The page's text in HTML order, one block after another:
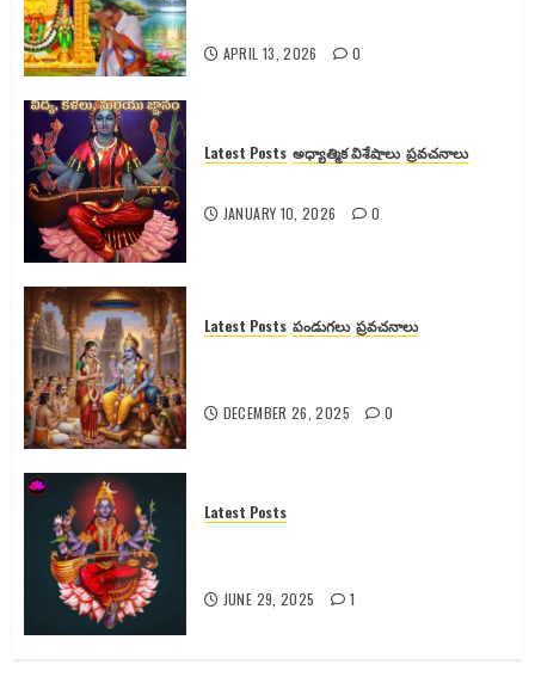
APRIL 13, 2026 0
Latest Posts అధ్యాత్మిక విశేషాలు ప్రవచనాలు
JANUARY 10, 2026 0
Latest Posts పండుగలు ప్రవచనాలు
DECEMBER 26, 2025 0
Latest Posts
JUNE 29, 2025 1